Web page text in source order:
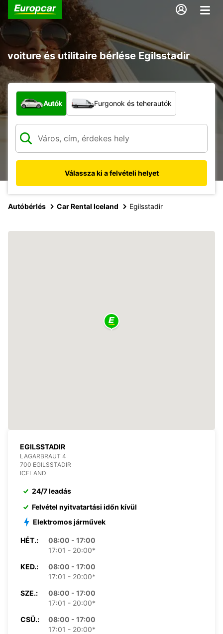
voiture és utilitaire bérlése Egilsstadir
Milyen típusú jármű?
Autók Furgonok és teherautók
Válassza ki a felvételi helyet
Autóbérlés Car Rental Iceland Egilsstadir
EGILSSTADIR
LAGARBRAUT 4
700 EGILSSTADIR
ICELAND
24/7 leadás
Felvétel nyitvatartási időn kívül
Elektromos járművek
HÉT.:
08:00 - 17:00
17:01 - 20:00*
KED.:
08:00 - 17:00
17:01 - 20:00*
SZE.:
08:00 - 17:00
17:01 - 20:00*
CSÜ.:
08:00 - 17:00
17:01 - 20:00*